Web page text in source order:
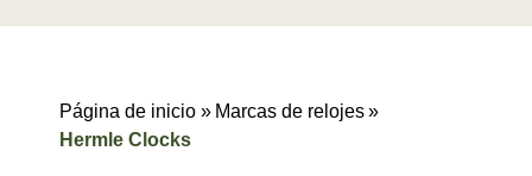
Página de inicio » Marcas de relojes»
Hermle Clocks